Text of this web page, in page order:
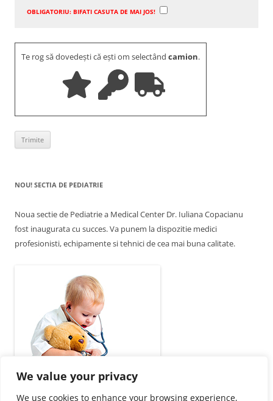
We value your privacy
We use cookies to enhance your browsing experience,
OBLIGATORIU: BIFATI CASUTA DE MAI JOS!
Te rog să dovedești că ești om selectând camion.
NOU! SECTIA DE PEDIATRIE
Noua sectie de Pediatrie a Medical Center Dr. Iuliana Copacianu
fost inaugurata cu succes. Va punem la dispozitie medici
profesionisti, echipamente si tehnici de cea mai buna calitate.